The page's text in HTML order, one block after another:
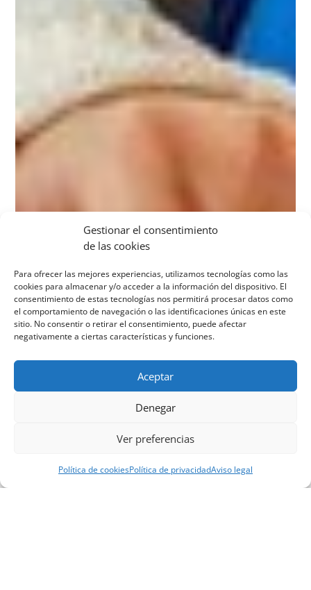
Gestionar el consentimiento
de las cookies
Para ofrecer las mejores experiencias, utilizamos tecnologías como las
cookies para almacenar y/o acceder a la información del dispositivo. El
consentimiento de estas tecnologías nos permitirá procesar datos como
el comportamiento de navegación o las identificaciones únicas en este
sitio. No consentir o retirar el consentimiento, puede afectar
negativamente a ciertas características y funciones.
Aceptar
Denegar
Ver preferencias
Política de cookiesPolítica de privacidadAviso legal
Política de privacidad